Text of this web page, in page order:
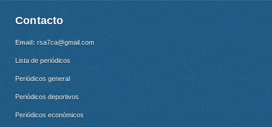
Contacto
Email: rsa7ca@gmail.com
Lista de periódicos
Periódicos general
Periódicos deportivos
Periódicos económicos